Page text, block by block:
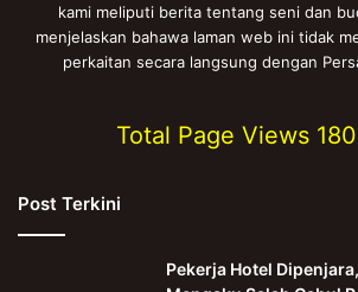
kami meliputi berita tentang seni dan
menjelaskan bahawa laman web ini tidak
perkaitan secara langsung dengan
Total Page Views
Post Terkini
Pekerja Hotel